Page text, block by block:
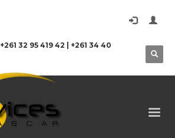
+261 32 95 419 42 | +261 34 40